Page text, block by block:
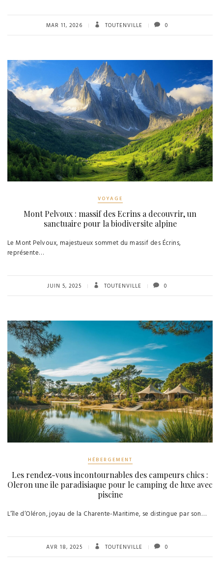
MAR 11, 2026 TOUTENVILLE 0
VOYAGE
Mont Pelvoux : massif des Ecrins a decouvrir, un
sanctuaire pour la biodiversite alpine
Le Mont Pelvoux, majestueux sommet du massif des Écrins,
représente…
JUIN 5, 2025 TOUTENVILLE 0
HÉBERGEMENT
Les rendez-vous incontournables des campeurs chics :
Oleron une ile paradisiaque pour le camping de luxe avec
piscine
L’île d’Oléron, joyau de la Charente-Maritime, se distingue par son…
AVR 18, 2025 TOUTENVILLE 0